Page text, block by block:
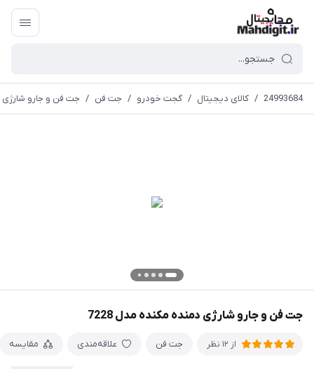
24993684
/ کالای دیجیتال / گجت خودرو / جت فن / جت فن و جارو شارژی
جت فن و جارو شارژی دمنده مکنده مدل 7228
از 12 نظر جت فن علاقه‌مندی مقایسه